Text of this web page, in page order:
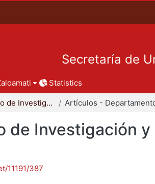
Secretaría de
Statistics
Departamento de Investigación y Conocimiento para el Diseño
Investigación
11191/387